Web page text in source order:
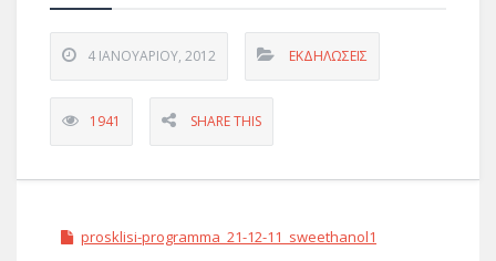
4 ΙΑΝΟΥΑΡΊΟΥ, 2012 ΕΚΔΗΛΏΣΕΙΣ
1941 SHARE THIS
prosklisi-programma_21-12-11_sweethanol1